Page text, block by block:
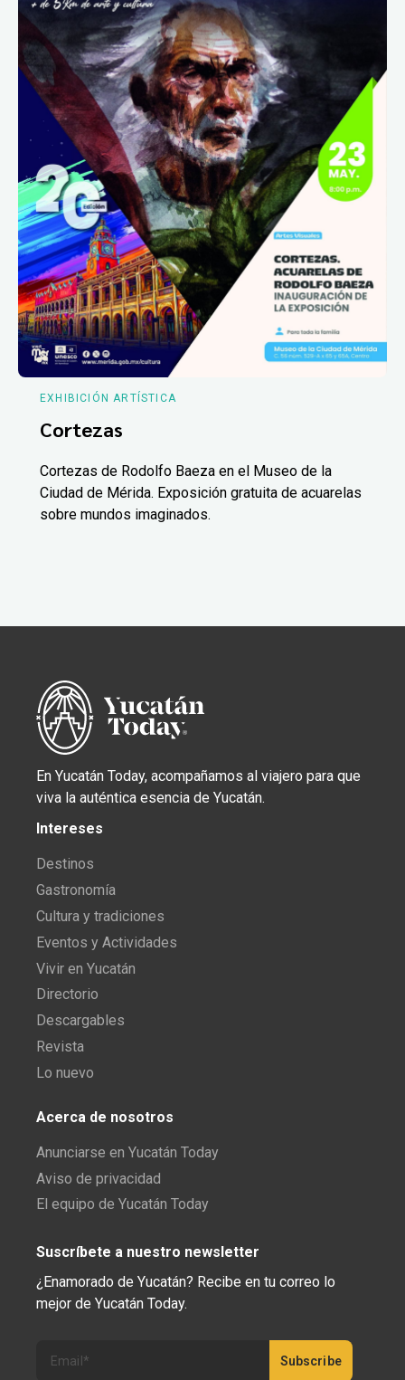
EXHIBICIÓN ARTÍSTICA
Cortezas
Cortezas de Rodolfo Baeza en el Museo de la
Ciudad de Mérida. Exposición gratuita de acuarelas
sobre mundos imaginados.
En Yucatán Today, acompañamos al viajero para que
viva la auténtica esencia de Yucatán.
Intereses
Destinos
Gastronomía
Cultura y tradiciones
Eventos y Actividades
Vivir en Yucatán
Directorio
Descargables
Revista
Lo nuevo
Acerca de nosotros
Anunciarse en Yucatán Today
Aviso de privacidad
El equipo de Yucatán Today
Suscríbete a nuestro newsletter
¿Enamorado de Yucatán? Recibe en tu correo lo
mejor de Yucatán Today.